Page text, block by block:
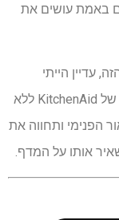
באמת עושים את
הייתי
ממליץ בלב שלם על מערבל המעמד Artisan של KitchenAid ללא
הפנימי ותחווה את
אותו על המדף.